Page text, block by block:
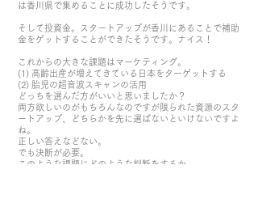
は香川県で集めることに成功したそうです。
そして投資金。スタートアップが香川にあることで補助
金をゲットすることができたそうです。ナイス！
これからの大きな課題はマーケティング。
(1) 高齢出産が増えてきている日本をターゲットする
(2) 胎児の超音波スキャンの活用
どっちを選んだ方がいいと思いましたか？
両方欲しいのがもちろんなのですが限られた資源のスタ
ートアップ、どちらかを先に選ばないといけないですよ
ね。
正しい答えなどない。
でも決断が必要。
このような課題にどのような判断をするか。